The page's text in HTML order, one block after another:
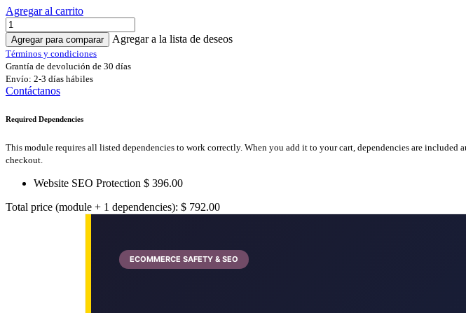
Agregar al carrito
Agregar para comparar Agregar a la lista de deseos
Términos y condiciones
Grantía de devolución de 30 días
Envío: 2-3 días hábiles
Contáctanos
Required Dependencies
This module requires all listed dependencies to work correctly. When you add it to your cart, dependencies are included automatically. If you already own any of these modules for the same version, you can remove them from your cart before
checkout.
Website SEO Protection $ 396.00
Total price (module + 1 dependencies): $ 792.00
ECOMMERCE SAFETY & SEO